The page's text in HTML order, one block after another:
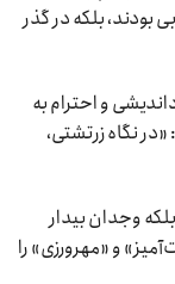
بودند، بلکه در گذر
و احترام به
نگاه زرتشتی،
وجدان بیدار
و «مهرورزی» را